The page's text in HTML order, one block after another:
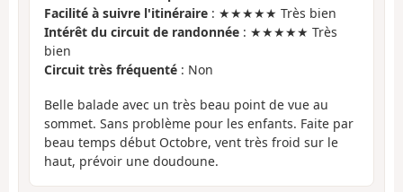
Facilité à suivre l'itinéraire : ★★★★★ Très bien
Intérêt du circuit de randonnée : ★★★★★ Très
bien
Circuit très fréquenté : Non
Belle balade avec un très beau point de vue au
sommet. Sans problème pour les enfants. Faite par
beau temps début Octobre, vent très froid sur le
haut, prévoir une doudoune.